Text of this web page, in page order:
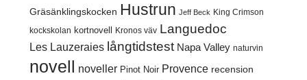
Gräsänklingskocken Hustrun Jeff Beck King Crimson
kockskolan kortnovell Kronos väv Languedoc
Les Lauzeraies långtidstest Napa Valley naturvin
novell noveller Pinot Noir Provence recension